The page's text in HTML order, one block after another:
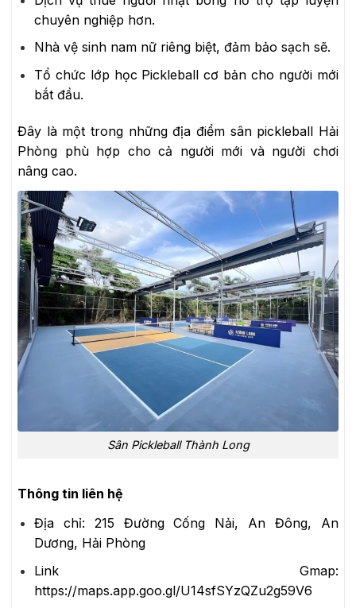
chuyên nghiệp hơn.
Nhà vệ sinh nam nữ riêng biệt, đảm bảo sạch sẽ.
Tổ chức lớp học Pickleball cơ bản cho người mới
bắt đầu.
Đây là một trong những địa điểm sân pickleball Hải
Phòng phù hợp cho cả người mới và người chơi
nâng cao.
Sân Pickleball Thành Long
Thông tin liên hệ
Địa chỉ: 215 Đường Cống Nải, An Đông, An
Dương, Hải Phòng
Link Gmap:
https://maps.app.goo.gl/U14sfSYzQZu2g59V6